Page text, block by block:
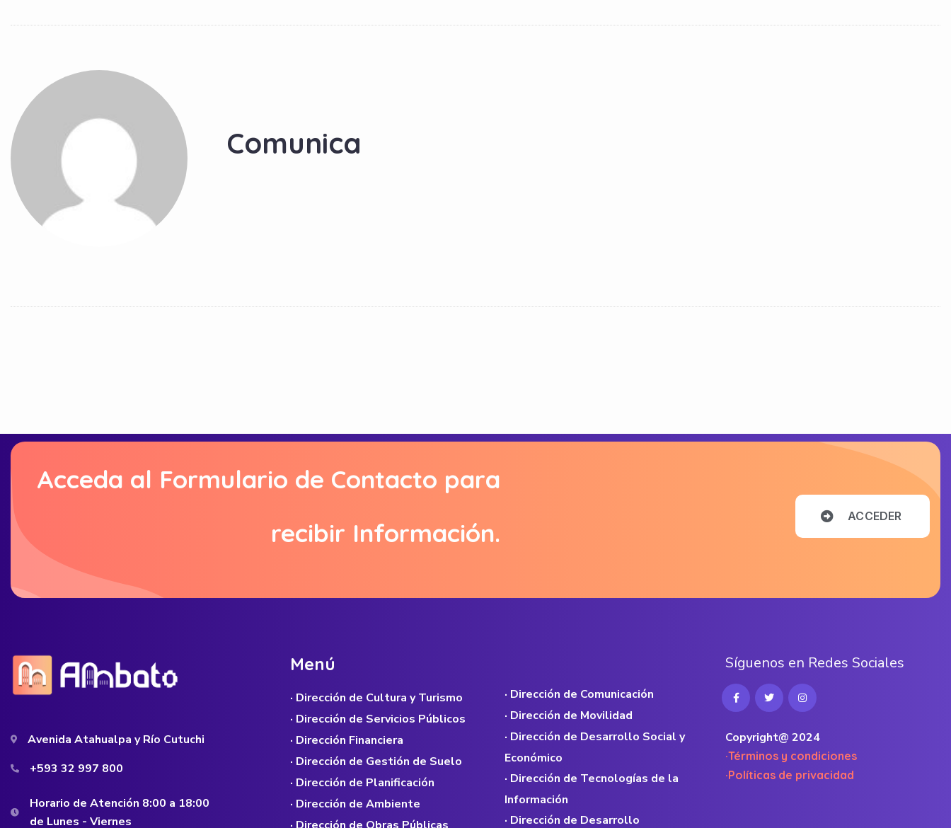
Comunica
Acceda al Formulario de Contacto para
recibir Información.
ACCEDER
Avenida Atahualpa y Río Cutuchi
+593 32 997 800
Horario de Atención 8:00 a 18:00
de Lunes - Viernes
Menú
· Dirección de Cultura y Turismo
· Dirección de Servicios Públicos
· Dirección Financiera
· Dirección de Gestión de Suelo
· Dirección de Planificación
· Dirección de Ambiente
· Dirección de Comunicación
· Dirección de Movilidad
· Dirección de Desarrollo Social y
Económico
· Dirección de Tecnologías de la
Información
· Dirección de Desarrollo
Síguenos en Redes Sociales
Copyright@ 2024
·Términos y condiciones
·Políticas de privacidad